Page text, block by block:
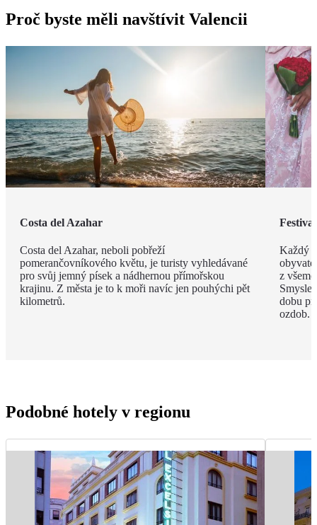
Proč byste měli navštívit Valencii
Costa del Azahar
Costa del Azahar, neboli pobřeží
pomerančovníkového květu, je turisty vyhledávané
pro svůj jemný písek a nádhernou přímořskou
krajinu. Z města je to k moři navíc jen pouhýchi pět
kilometrů.
Každý
z
dobu
ozdob.
Podobné hotely v regionu